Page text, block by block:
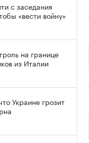
с заседания
«вести войну»
на границе
из Италии
Украине грозит